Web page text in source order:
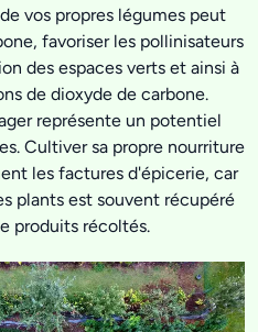
vos propres légumes peut
favoriser les pollinisateurs
des espaces verts et ainsi à
de dioxyde de carbone.
représente un potentiel
Cultiver sa propre nourriture
les factures d'épicerie, car
plants est souvent récupéré
produits récoltés.